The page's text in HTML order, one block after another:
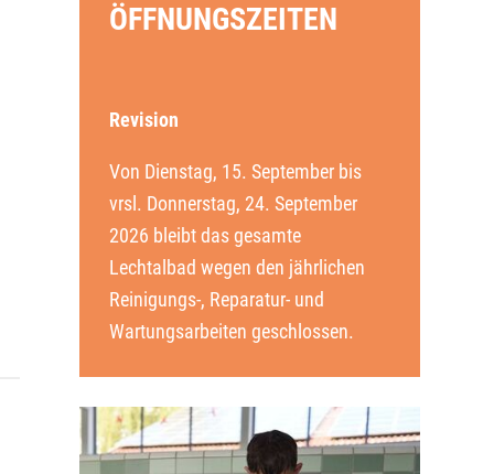
ÖFFNUNGSZEITEN
Revision
Von Dienstag, 15. September bis
vrsl. Donnerstag, 24. September
2026 bleibt das gesamte
Lechtalbad wegen den jährlichen
Reinigungs-, Reparatur- und
Wartungsarbeiten geschlossen.